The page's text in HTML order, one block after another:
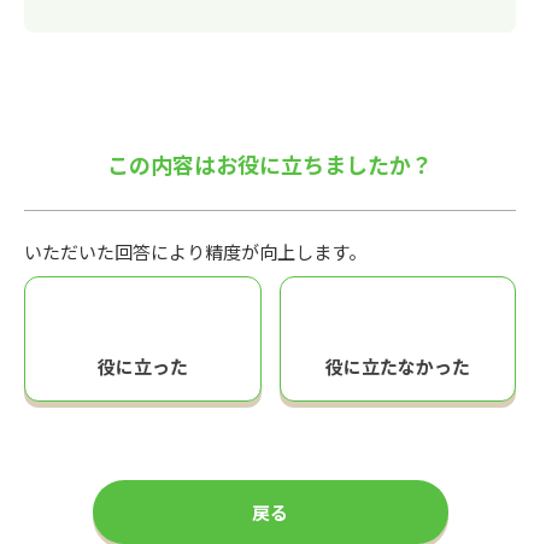
この内容はお役に立ちましたか？
いただいた回答により精度が向上します。
役に立った 役に立たなかった
戻る